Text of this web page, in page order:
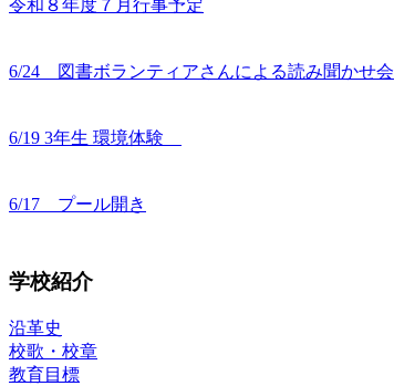
令和８年度７月行事予定
6/24 図書ボランティアさんによる読み聞かせ会
6/19 3年生 環境体験
6/17 プール開き
学校紹介
沿革史
校歌・校章
教育目標